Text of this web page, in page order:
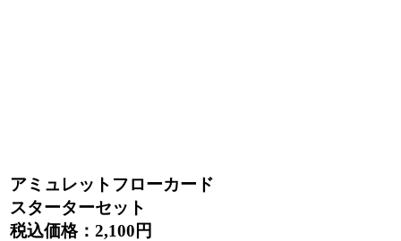
アミュレットフローカード
スターターセット
税込価格： 2,100円